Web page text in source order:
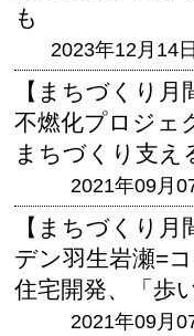
も
2023年12月14
【まちづくり
不燃化プロジェ
まちづくり支え
2021年09月
【まちづくり
デン羽生岩瀬=
住宅開発、「歩
2021年09月